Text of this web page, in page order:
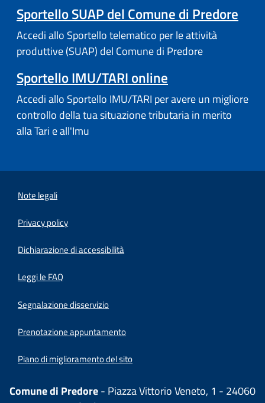
Sportello SUAP del Comune di Predore
Accedi allo Sportello telematico per le attività
produttive (SUAP) del Comune di Predore
Sportello IMU/TARI online
Accedi allo Sportello IMU/TARI per avere un migliore
controllo della tua situazione tributaria in merito
alla Tari e all'Imu
Note legali
Privacy policy
Dichiarazione di accessibilità
Leggi le FAQ
Segnalazione disservizio
Prenotazione appuntamento
Piano di miglioramento del sito
Comune di Predore- Piazza Vittorio Veneto, 1 - 24060